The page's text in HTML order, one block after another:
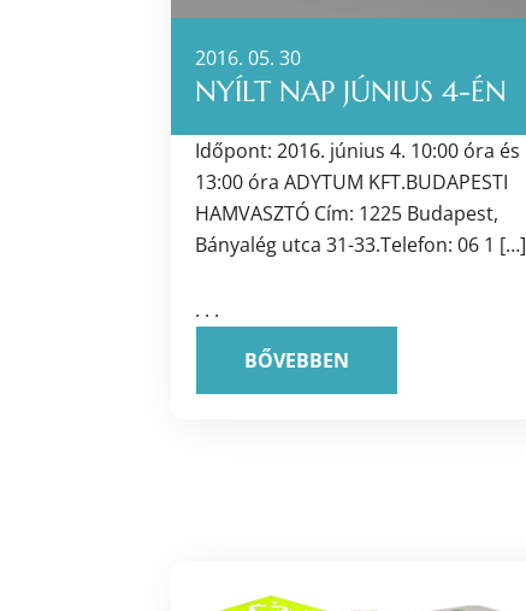
2016. 05. 30
NYÍLT NAP JÚNIUS 4-ÉN
Időpont: 2016. június 4. 10:00 óra és
13:00 óra ADYTUM KFT.BUDAPESTI
HAMVASZTÓ Cím: 1225 Budapest,
Bányalég utca 31-33.Telefon: 06 1 […]
. . .
BŐVEBBEN